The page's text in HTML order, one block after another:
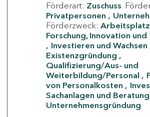
Förderart: Zuschuss
Privatpersonen
Förderzweck:
Forschung, Innovation
Investieren und Wachsen
Existenzgründung
Qualifizierung/Aus- und
Weiterbildung/Personal
von Personalkosten
Sachanlagen und Beratung
Unternehmensgründung